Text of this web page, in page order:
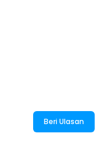
Beri Ulasan